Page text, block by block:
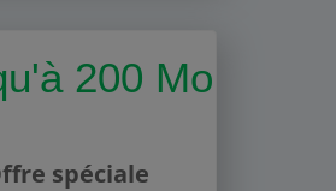
200 Mo
spéciale